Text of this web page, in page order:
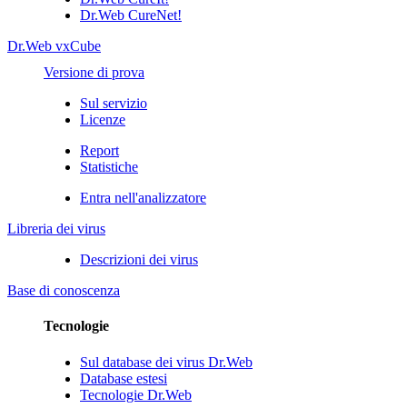
Dr.Web CureNet!
Dr.Web vxCube
Versione di prova
Sul servizio
Licenze
Report
Statistiche
Entra nell'analizzatore
Libreria dei virus
Descrizioni dei virus
Base di conoscenza
Tecnologie
Sul database dei virus Dr.Web
Database estesi
Tecnologie Dr.Web